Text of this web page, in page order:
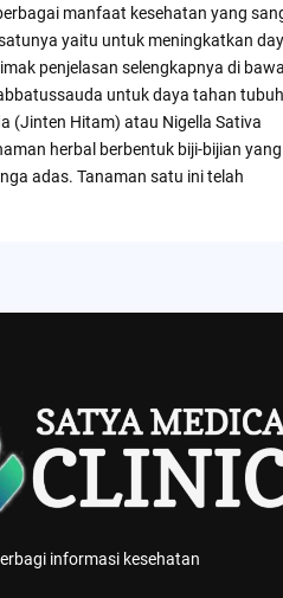
manfaat kesehatan yang
yaitu untuk meningkatkan
penjelasan selengkapnya di
untuk daya tahan tubuh
(Jinten Hitam) atau Nigella Sativa
herbal berbentuk biji-bijian yang
adas. Tanaman satu ini telah
informasi kesehatan